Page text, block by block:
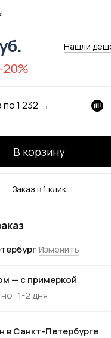
Нашли
20%
по1 232 →
В корзину
Заказ в 1 клик
Изменить
— с примеркой
· 1-2 дня
в Санкт-Петербурге